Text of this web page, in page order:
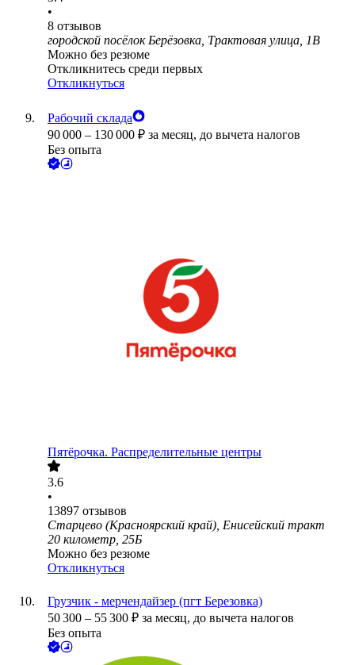
•
8 отзывов
городской посёлок Берёзовка, Трактовая улица, 1В
Можно без резюме
Откликнитесь среди первых
Откликнуться
Рабочий склада
90 000 – 130 000 ₽ за месяц, до вычета налогов
Без опыта
Пятёрочка. Распределительные центры
3.6
•
13897 отзывов
Старцево (Красноярский край), Енисейский тракт
20 километр, 25Б
Можно без резюме
Откликнуться
Грузчик - мерчендайзер (пгт Березовка)
50 300 – 55 300 ₽ за месяц, до вычета налогов
Без опыта